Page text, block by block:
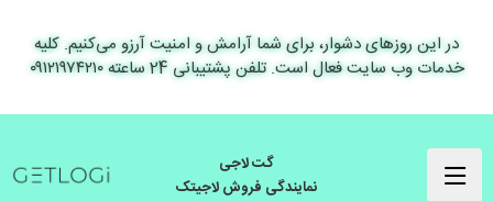
در این روزهای دشوار، برای شما آرامش و امنیت آرزو می‌کنیم. کلیه
خدمات وب سایت فعال است. تلفن پشتیبانی 24 ساعته ۰۹۱۲۱۹۷۴۲۱۰
گت لاجی
نمایندگی فروش لاجیتک